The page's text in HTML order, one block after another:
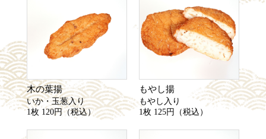
木の葉揚
いか・玉葱入り
1枚 120円（税込）
もやし揚
もやし入り
1枚 125円（税込）